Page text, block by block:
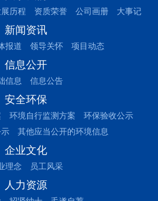
展历程 资质荣誉 公司画册 大事记
新闻资讯
报道 领导关怀 项目动态
信息公开
信息 信息公告
安全环保
环境自行监测方案
环保验收公示
其他应当公开的环境信息
企业文化
理念 员工风采
人力资源